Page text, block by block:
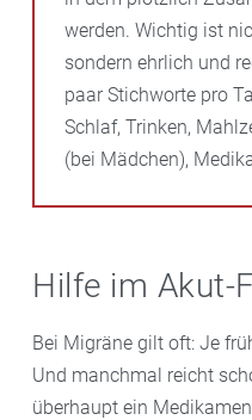
werden. Wichtig ist
sondern ehrlich und
paar Stichworte pro
Schlaf, Trinken,
(bei Mädchen),
Hilfe im Akut-
Bei Migräne gilt oft: Je
Und manchmal reicht
überhaupt ein